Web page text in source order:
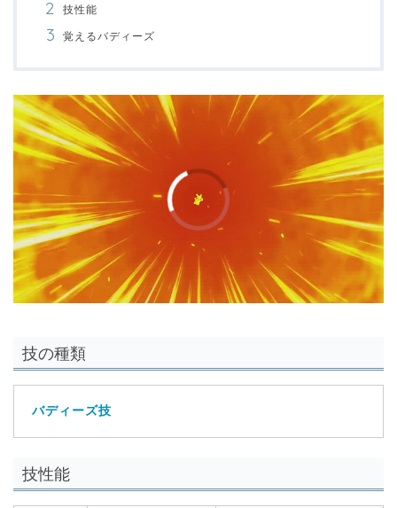
技性能
覚えるバディーズ
技の種類
バディーズ技
技性能